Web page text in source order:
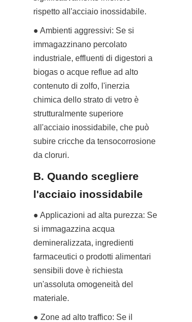
rispetto all'acciaio inossidabile.
● Ambienti aggressivi: Se si
immagazzinano percolato
industriale, effluenti di digestori a
biogas o acque reflue ad alto
contenuto di zolfo, l'inerzia
chimica dello strato di vetro è
strutturalmente superiore
all'acciaio inossidabile, che può
subire cricche da tensocorrosione
da cloruri.
B. Quando scegliere
l'acciaio inossidabile
● Applicazioni ad alta purezza: Se
si immagazzina acqua
demineralizzata, ingredienti
farmaceutici o prodotti alimentari
sensibili dove è richiesta
un'assoluta omogeneità del
materiale.
● Zone ad alto traffico: Se il